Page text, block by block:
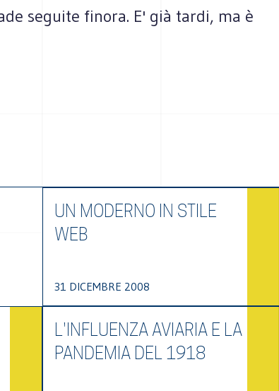
seguite finora. E' già tardi, ma è
UN MODERNO IN STILE
WEB
31 DICEMBRE 2008
L'INFLUENZA AVIARIA E LA
PANDEMIA DEL 1918